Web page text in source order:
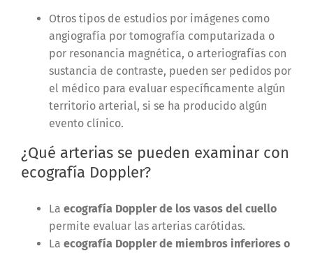
Otros tipos de estudios por imágenes como
angiografía por tomografía computarizada o
por resonancia magnética, o arteriografías con
sustancia de contraste, pueden ser pedidos por
el médico para evaluar específicamente algún
territorio arterial, si se ha producido algún
evento clínico.
¿Qué arterias se pueden examinar con
ecografía Doppler?
La ecografía Doppler de los vasos del cuello
permite evaluar las arterias carótidas.
La ecografía Doppler de miembros inferiores o